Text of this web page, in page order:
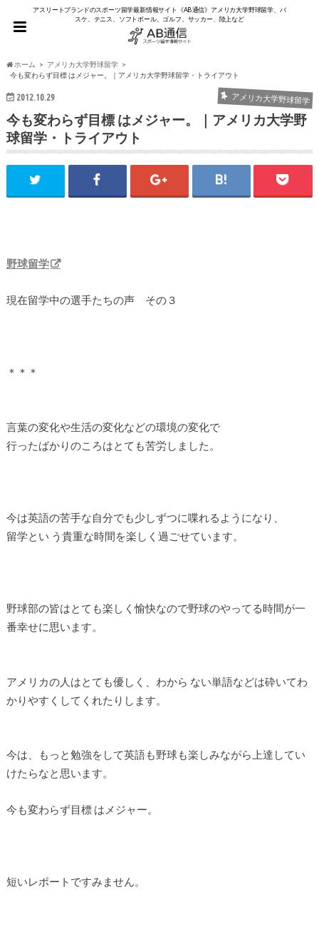
アスリートブランドのスポーツ留学最新情報サイト《AB通信》アメリカ大学野球留学、バ
スケ、テニス、ソフトボール、ゴルフ、サッカー、陸上など
ホーム
アメリカ大学野球留学
今も変わらず目標 はメジャー。｜アメリカ大学野球留学・トライアウト
2012.10.29 アメリカ大学野球留学
今も変わらず目標 はメジャー。｜アメリカ大学野
球留学・トライアウト
野球留学
現在留学中の選手たちの声 その３
＊＊＊
言葉の変化や生活の変化などの環境の変化で
行ったばかりのころはとても苦労しました。
今は英語の苦手な自分でも少しずつに喋れるようになり、
留学とい う貴重な時間を楽しく過ごせています。
野球部の皆はとても楽しく愉快なので野球のやってる時間が一
番幸せに思います。
アメリカの人はとても優しく、わから ない単語などは砕いてわ
かりやすくしてくれたりします。
今は、もっと勉強をして英語も野球も楽しみながら上達してい
けたらなと思います。
今も変わらず目標 はメジャー。
短いレポートですみません。